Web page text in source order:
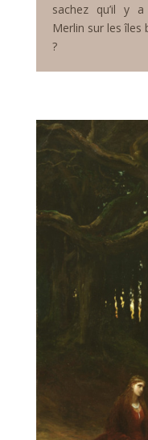
sachez qu’il y
Merlin sur les îles
?